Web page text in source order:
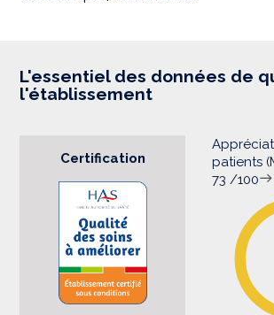
L'essentiel des données de
l'établissement
Certification
patients
73 /100